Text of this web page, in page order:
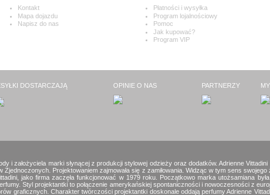
Kontakt
Mapa dojazdu
Napisz do nas
Płatności i wysyłka
Program lojalnościowy
Pomoc
Jak kupować?
Program VIP
DOSTARCZAJĄ OPINIE O NAS PARTNERZY
i założyciela marki słynącej z produkcji stylowej odzieży oraz dodatków. Adrienne
Zjednoczonych. Projektowaniem zajmowała się z zamiłowania. Widząc w tym sens
jako firma zaczęła funkcjonować w 1979 roku. Początkowo marka utożsamiana
Styl projektantki to połączenie amerykańskiej spontaniczności i nowoczesności z
graficznych. Charakter twórczości projektantki doskonale oddają perfumy Adrienne